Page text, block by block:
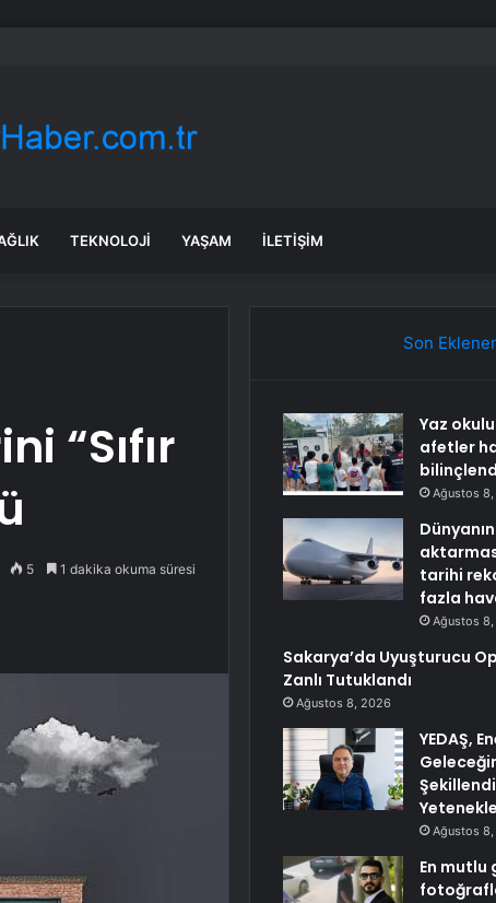
rekor: 24 saatten fazla havada kaldılar
TEKNOLOJI YAŞAM İLETIŞIM
“Sıfır
5 1 dakika okuma süresi
Son
Yaz
afetler
Ağustos
tarihi
fazla
Ağustos
Sakarya’da Uyuşturucu
Zanlı Tutuklandı
Ağustos 8, 2026
YEDAŞ,
Ağustos
En mutlu